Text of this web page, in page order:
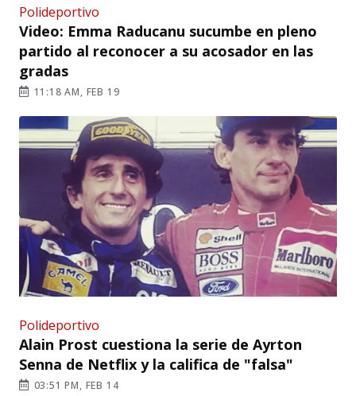
Polideportivo
Video: Emma Raducanu sucumbe en pleno
partido al reconocer a su acosador en las
gradas
11:18 AM, FEB 19
Polideportivo
Alain Prost cuestiona la serie de Ayrton
Senna de Netflix y la califica de "falsa"
03:51 PM, FEB 14